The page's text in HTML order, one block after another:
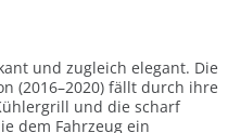
und zugleich elegant. Die
(2016–2020) fällt durch ihre
und die scharf
dem Fahrzeug ein